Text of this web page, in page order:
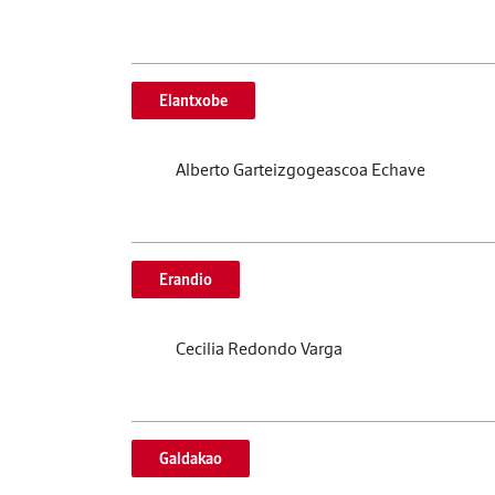
Elantxobe
Alberto Garteizgogeascoa Echave
Erandio
Cecilia Redondo Varga
Galdakao